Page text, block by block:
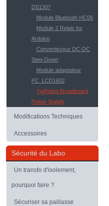
DS1307
Module Bluetooth HC06
Module 2 Relais for
Arduino
Convertisseur DC-DC
Step-Down
Module adaptateur
I²C_LCD1602
YwRobot Breadboard
Power Supply
Modifications Techniques
Accessoires
Sécurité du Labo
Un transfo d'isolement,
pourquoi faire ?
Sécuriser sa paillasse